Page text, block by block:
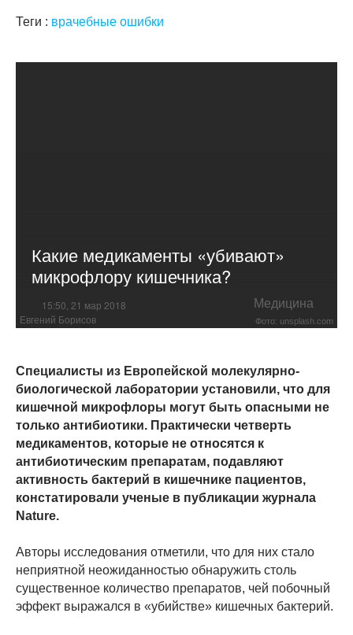
Теги : врачебные ошибки
Какие медикаменты «убивают»
микрофлору кишечника?
15:50, 21 мар 2018 Медицина
Евгений Борисов Фото: unsplash.com
Специалисты из Европейской молекулярно-
биологической лаборатории установили, что для
кишечной микрофлоры могут быть опасными не
только антибиотики. Практически четверть
медикаментов, которые не относятся к
антибиотическим препаратам, подавляют
активность бактерий в кишечнике пациентов,
констатировали ученые в публикации журнала
Nature.
Авторы исследования отметили, что для них стало
неприятной неожиданностью обнаружить столь
существенное количество препаратов, чей побочный
эффект выражался в «убийстве» кишечных бактерий.